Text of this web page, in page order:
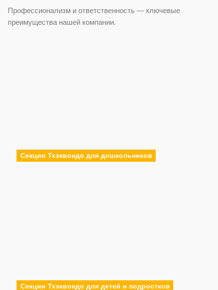
Профессионализм и ответственность — ключевые
преимущества нашей компании.
Секции Тхэквондо для дошкольников
Секции Тхэквондо для детей и подростков